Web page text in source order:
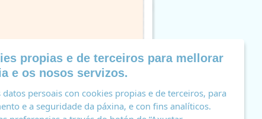
propias e de terceiros para mellorar
e os nosos servizos.
persoais con cookies propias e de terceiros, para
e a seguridade da páxina, e con fins analíticos.